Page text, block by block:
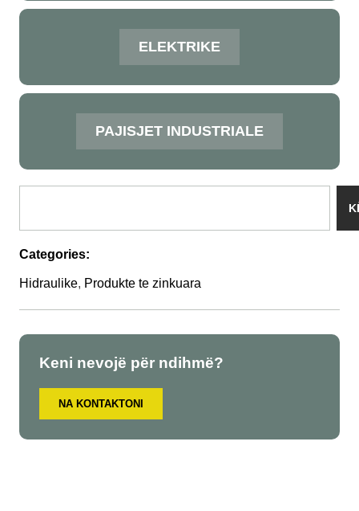
ELEKTRIKE
PAJISJET INDUSTRIALE
Categories:
Hidraulike, Produkte te zinkuara
Keni nevojë për ndihmë?
NA KONTAKTONI